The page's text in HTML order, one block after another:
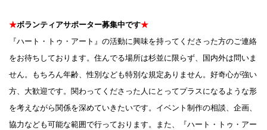
★ボランティアサポーター募集中です★
『ハート・トゥ・アート』の活動に興味を持ってくださった方のご連絡
をお待ちしております。住んでる場所は杉並に限らず、国内外は問いま
せん。もちろん年齢、性別なども特別な規定ありません。好奇心が強い
方、大歓迎です。関わってくださった人にとってプラスになるような形
を考えながら関係を深めていきたいです。イベント制作の相談、企画、
協力なども可能な範囲で行っております。また、『ハート・トゥ・アー